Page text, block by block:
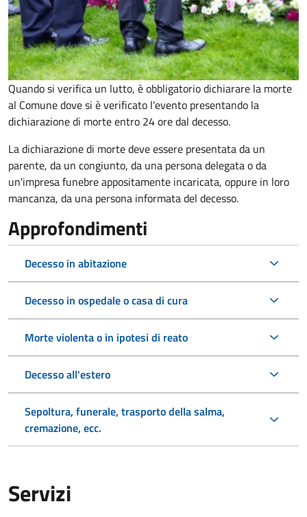
Quando si verifica un lutto, è obbligatorio dichiarare la morte
al Comune dove si è verificato l'evento presentando la
dichiarazione di morte entro 24 ore dal decesso.
La dichiarazione di morte deve essere presentata da un
parente, da un congiunto, da una persona delegata o da
un'impresa funebre appositamente incaricata, oppure in loro
mancanza, da una persona informata del decesso.
Approfondimenti
Decesso in abitazione
Decesso in ospedale o casa di cura
Morte violenta o in ipotesi di reato
Decesso all'estero
Sepoltura, funerale, trasporto della salma,
cremazione, ecc.
Servizi